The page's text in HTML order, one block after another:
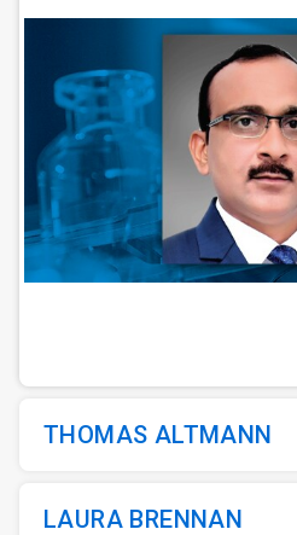
14
THOMAS ALTMANN
LAURA BRENNAN